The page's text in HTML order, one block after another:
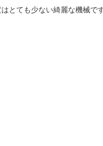
とても少ない綺麗な機械で